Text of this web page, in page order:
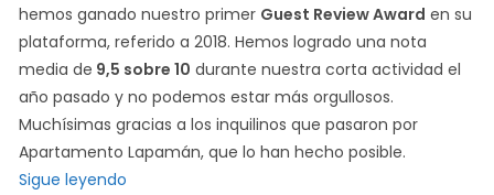
hemos ganado nuestro primer Guest Review Award en su
plataforma, referido a 2018. Hemos logrado una nota
media de 9,5 sobre 10 durante nuestra corta actividad el
año pasado y no podemos estar más orgullosos.
Muchísimas gracias a los inquilinos que pasaron por
Apartamento Lapamán, que lo han hecho posible.
Sigue leyendo«Nuestro primer Guest Review Award de